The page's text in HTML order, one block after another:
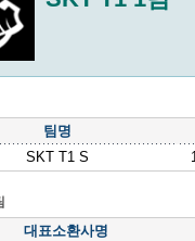
팀명
SKT T1 S
대표소환사명